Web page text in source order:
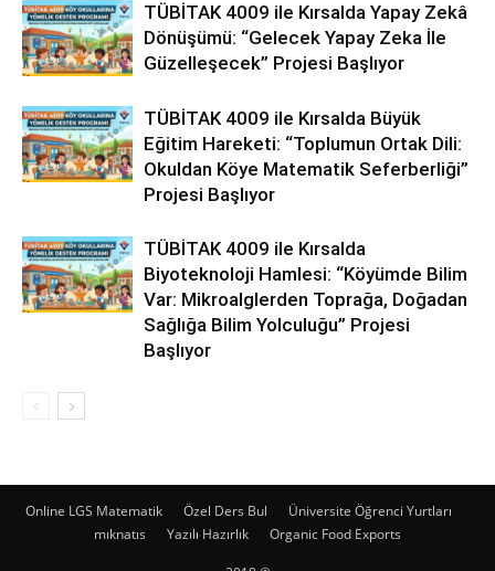
TÜBİTAK 4009 ile Kırsalda Yapay Zekâ
Dönüşümü: “Gelecek Yapay Zeka İle
Güzelleşecek” Projesi Başlıyor
TÜBİTAK 4009 ile Kırsalda Büyük
Eğitim Hareketi: “Toplumun Ortak Dili:
Okuldan Köye Matematik Seferberliği”
Projesi Başlıyor
TÜBİTAK 4009 ile Kırsalda
Biyoteknoloji Hamlesi: “Köyümde Bilim
Var: Mikroalglerden Toprağa, Doğadan
Sağlığa Bilim Yolculuğu” Projesi
Başlıyor
Online LGS Matematik Özel Ders Bul
Üniversite Öğrenci Yurtları
mıknatıs
Yazılı Hazırlık Organic Food Exports